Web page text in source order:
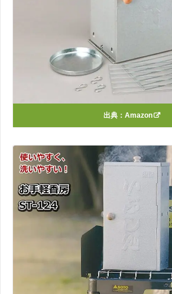
出典： Amazon